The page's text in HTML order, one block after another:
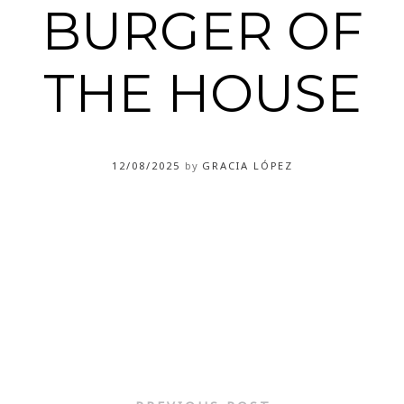
BURGER OF
THE HOUSE
12/08/2025 by GRACIA LÓPEZ